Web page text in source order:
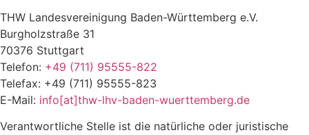
THW Landesvereinigung Baden-Württemberg e.V.
Burgholzstraße 31
70376 Stuttgart
Telefon: +49 (711) 95555-822
Telefax: +49 (711) 95555-823
E-Mail: info[at]thw-lhv-baden-wuerttemberg.de
Verantwortliche Stelle ist die natürliche oder juristische